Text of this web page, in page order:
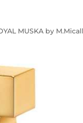
MUSKA by